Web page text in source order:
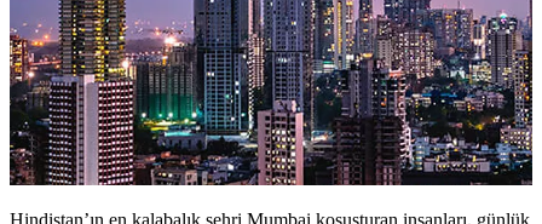
Hindistan’ın en kalabalık şehri Mumbai koşuşturan insanları, günlük